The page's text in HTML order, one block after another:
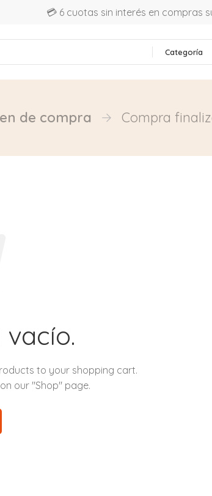
💳 6 cuotas sin interés en compras
Categoría
de compra Compra
to your shopping cart.
our "Shop" page.